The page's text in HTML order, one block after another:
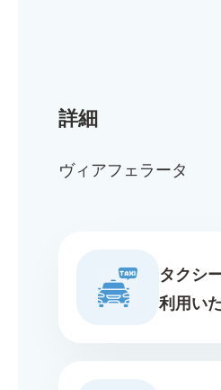
詳細
ヴィアフェラータ
タクシ
利用い